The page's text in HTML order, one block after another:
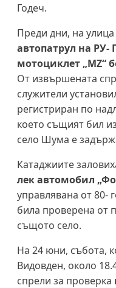
Годеч.
Преди дни, на
автопатрул на РУ-
мотоциклет „MZ“
От извършената
служители
регистриран по
което същият бил
село Шума е
Катаджиите
лек автомобил
управлявана от
била проверена от
същото село.
На 24 юни, събота,
Видовден, около
спрели за проверка